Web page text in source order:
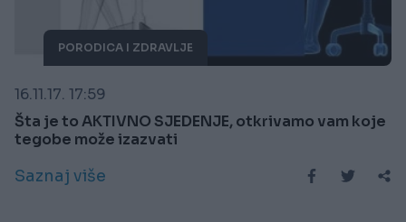
PORODICA I ZDRAVLJE
16.11.17. 17:59
Šta je to AKTIVNO SJEDENJE, otkrivamo vam koje
tegobe može izazvati
Saznaj više